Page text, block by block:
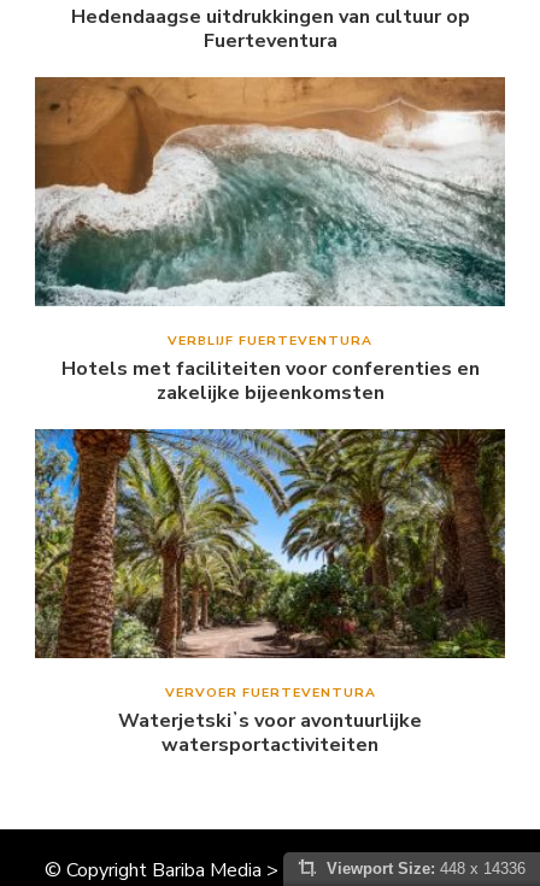
Hedendaagse uitdrukkingen van cultuur op
Fuerteventura
VERBLIJF FUERTEVENTURA
Hotels met faciliteiten voor conferenties en
zakelijke bijeenkomsten
VERVOER FUERTEVENTURA
Waterjetskiʼs voor avontuurlijke
watersportactiviteiten
© Copyright Bariba Media > CanarischeEilandenInfo.nl
Viewport Size: 448 x 14336